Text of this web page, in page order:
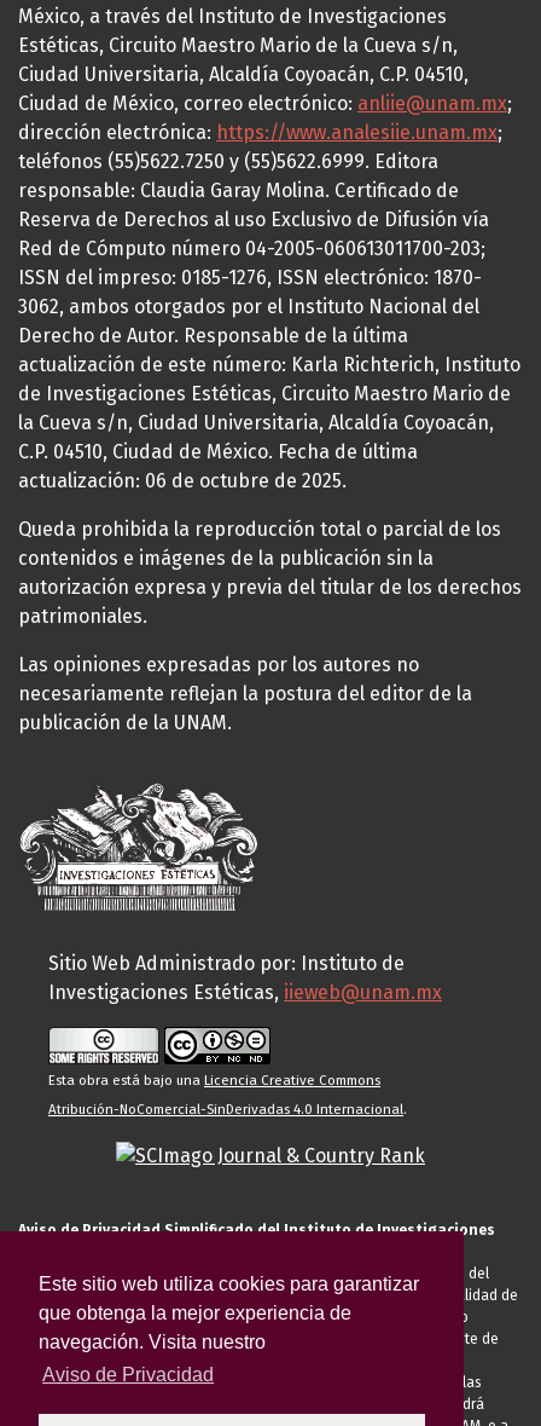
Este sitio web utiliza cookies para garantizar
que obtenga la mejor experiencia de
navegación. Visita nuestro
Aviso de Privacidad
México, a través del Instituto de Investigaciones
Estéticas, Circuito Maestro Mario de la Cueva s/n,
Ciudad Universitaria, Alcaldía Coyoacán, C.P. 04510,
Ciudad de México, correo electrónico: anliie@unam.mx;
dirección electrónica: https://www.analesiie.unam.mx;
teléfonos (55)5622.7250 y (55)5622.6999. Editora
responsable: Claudia Garay Molina. Certificado de
Reserva de Derechos al uso Exclusivo de Difusión vía
Red de Cómputo número 04-2005-060613011700-203;
ISSN del impreso: 0185-1276, ISSN electrónico: 1870-
3062, ambos otorgados por el Instituto Nacional del
Derecho de Autor. Responsable de la última
actualización de este número: Karla Richterich, Instituto
de Investigaciones Estéticas, Circuito Maestro Mario de
la Cueva s/n, Ciudad Universitaria, Alcaldía Coyoacán,
C.P. 04510, Ciudad de México. Fecha de última
actualización: 06 de octubre de 2025.
Queda prohibida la reproducción total o parcial de los
contenidos e imágenes de la publicación sin la
autorización expresa y previa del titular de los derechos
patrimoniales.
Las opiniones expresadas por los autores no
necesariamente reflejan la postura del editor de la
publicación de la UNAM.
Sitio Web Administrado por: Instituto de
Investigaciones Estéticas, iieweb@unam.mx
Esta obra está bajo una Licencia Creative Commons
Atribución-NoComercial-SinDerivadas 4.0 Internacional.
Aviso de Privacidad Simplificado del Instituto de Investigaciones
El Instituto de Investigaciones Estéticas de la UNAM, es responsable del
tratamiento de sus datos personales para el registro de usted en calidad de
alumno, docente, personal de la entidad académica, conferencista o
invitado externo (nacional o extranjero), visitante, proveedor o cliente de
anteriormente descritas u otras aquellas exigidas legalmente o por las
autoridades competentes podrá transferir sus datos personales. Podrá